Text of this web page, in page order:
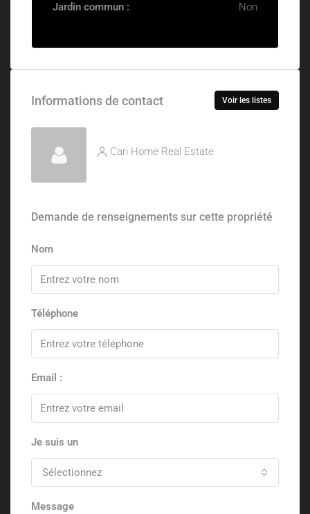
Jardin commun : Non
Informations de contact Voir les listes
Cari Home Real Estate
Demande de renseignements sur cette propriété
Nom
Téléphone
Email :
Je suis un
Sélectionnez
Message